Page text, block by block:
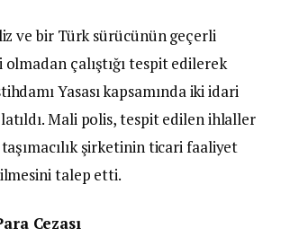
ve bir Türk sürücünün geçerli
olmadan çalıştığı tespit edilerek
Yasası kapsamında iki idari
Mali polis, tespit edilen ihlaller
şirketinin ticari faaliyet
talep etti.
Cezası